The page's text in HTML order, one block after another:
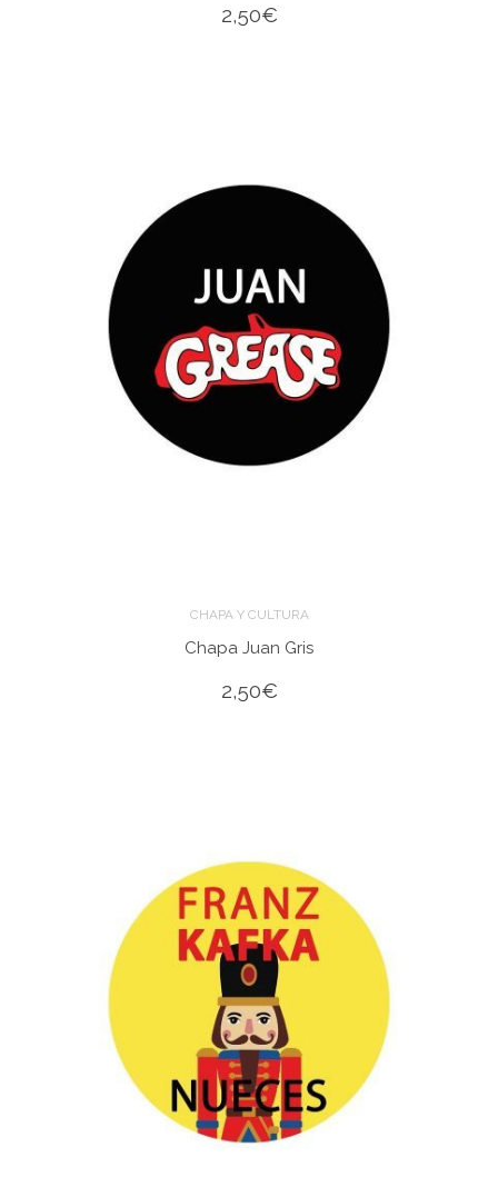
2,50€
CHAPA Y CULTURA
Chapa Juan Gris
2,50€